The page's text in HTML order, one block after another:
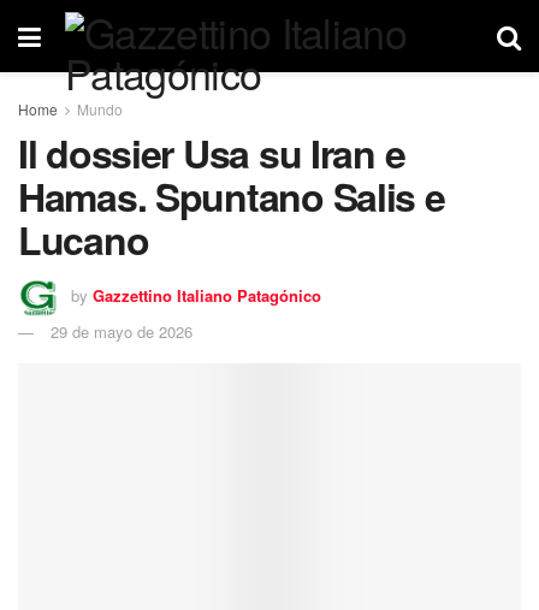
Home Mundo
Il dossier Usa su Iran e
Hamas. Spuntano Salis e
Lucano
by Gazzettino Italiano Patagónico
29 de mayo de 2026